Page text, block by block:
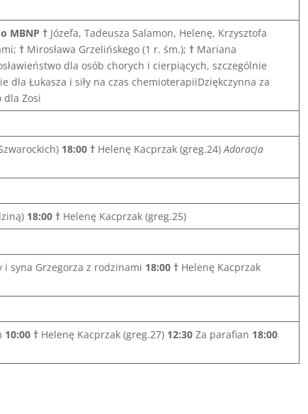
MBNP † Józefa, Tadeusza Salamon, Helenę, Krzysztofa
† Mirosława Grzelińskego (1 r. śm.); † Mariana
dla osób chorych i cierpiących, szczególnie
dla Łukasza i siły na czas chemioterapiiDziękczynna za
dla Zosi
18:00 † Helenę Kacprzak (greg.24)Adoracja
18:00 † Helenę Kacprzak (greg.25)
i syna Grzegorza z rodzinami 18:00 † Helenę Kacprzak
10:00 † Helenę Kacprzak (greg.27) 12:30 Za parafian 18:00